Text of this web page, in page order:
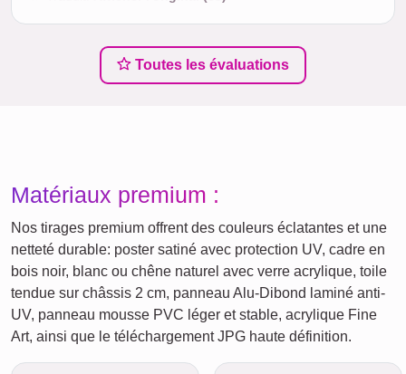
Toutes les évaluations
Matériaux premium :
Nos tirages premium offrent des couleurs éclatantes et une
netteté durable: poster satiné avec protection UV, cadre en
bois noir, blanc ou chêne naturel avec verre acrylique, toile
tendue sur châssis 2 cm, panneau Alu-Dibond laminé anti-
UV, panneau mousse PVC léger et stable, acrylique Fine
Art, ainsi que le téléchargement JPG haute définition.